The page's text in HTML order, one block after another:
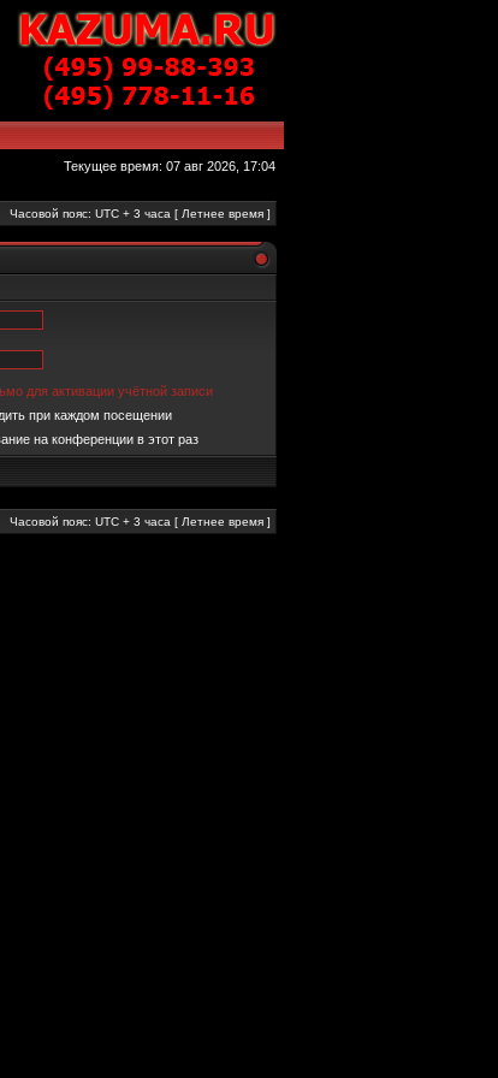
Текущее время: 07 авг 2026, 17:04
Часовой пояс: UTC + 3 часа [ Летнее время ]
для активации учётной записи
при каждом посещении
на конференции в этот раз
Часовой пояс: UTC + 3 часа [ Летнее время ]